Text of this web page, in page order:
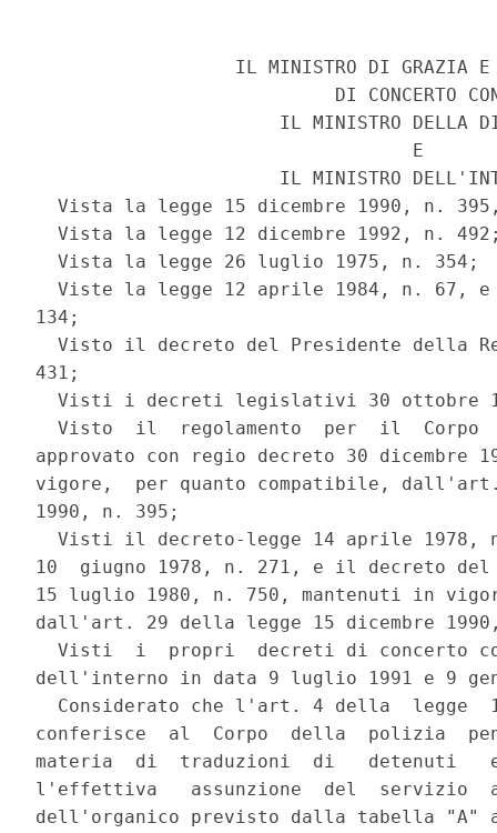
IL MINISTRO DI GRAZIA E
DI CONCERTO
IL MINISTRO DELLA
                                  E
IL MINISTRO
Vista la legge 15 dicembre 1990, n.
Vista la legge 12 dicembre 1992, n.
  Vista la legge 26 luglio 1975, n. 354;
Viste la legge 12 aprile 1984, n. 67,
134;
Visto il decreto del Presidente della
431;
Visti i decreti legislativi 30 ottobre
Visto  il  regolamento  per  il  Corpo
approvato con regio decreto 30 dicembre
vigore,  per quanto compatibile, dall'art.
1990, n. 395;
Visti il decreto-legge 14 aprile 1978,
10  giugno 1978, n. 271, e il decreto del
15 luglio 1980, n. 750, mantenuti in
dall'art. 29 della legge 15 dicembre
Visti  i  propri  decreti di concerto
dell'interno in data 9 luglio 1991 e 9
Considerato che l'art. 4 della  legge
conferisce  al  Corpo  della  polizia
materia  di  traduzioni  di   detenuti
l'effettiva   assunzione  del  servizio
dell'organico previsto dalla tabella "A"